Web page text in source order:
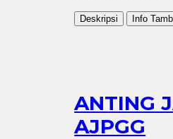
ANTING
AJPGG
Deskripsi Info